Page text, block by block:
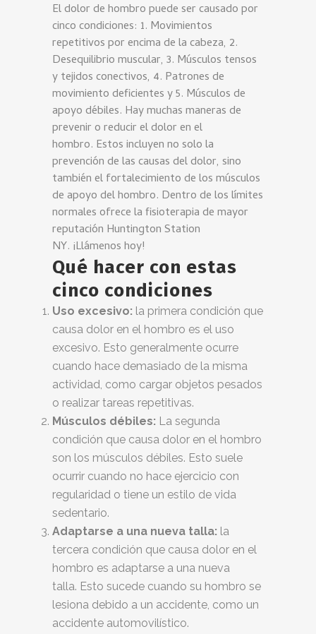
El dolor de hombro puede ser causado por
cinco condiciones: 1. Movimientos
repetitivos por encima de la cabeza, 2.
Desequilibrio muscular, 3. Músculos tensos
y tejidos conectivos, 4. Patrones de
movimiento deficientes y 5. Músculos de
apoyo débiles. Hay muchas maneras de
prevenir o reducir el dolor en el
hombro. Estos incluyen no solo la
prevención de las causas del dolor, sino
también el fortalecimiento de los músculos
de apoyo del hombro. Dentro de los límites
normales ofrece la fisioterapia de mayor
reputación Huntington Station
NY. ¡Llámenos hoy!
Qué hacer con estas
cinco condiciones
Uso excesivo: la primera condición que
causa dolor en el hombro es el uso
excesivo. Esto generalmente ocurre
cuando hace demasiado de la misma
actividad, como cargar objetos pesados
​​o realizar tareas repetitivas.
Músculos débiles: La segunda
condición que causa dolor en el hombro
son los músculos débiles. Esto suele
ocurrir cuando no hace ejercicio con
regularidad o tiene un estilo de vida
sedentario.
Adaptarse a una nueva talla: la
tercera condición que causa dolor en el
hombro es adaptarse a una nueva
talla. Esto sucede cuando su hombro se
lesiona debido a un accidente, como un
accidente automovilístico.